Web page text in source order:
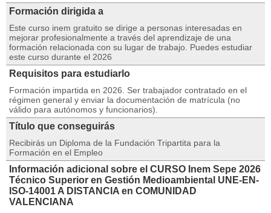
Formación dirigida a
Este curso inem gratuito se dirige a personas interesadas en
mejorar profesionalmente a través del aprendizaje de una
formación relacionada con su lugar de trabajo. Puedes estudiar
este curso durante el 2026
Requisitos para estudiarlo
Formación impartida en 2026. Ser trabajador contratado en el
régimen general y enviar la documentación de matrícula (no
válido para autónomos y funcionarios).
Título que conseguirás
Recibirás un Diploma de la Fundación Tripartita para la
Formación en el Empleo
Información adicional sobre el CURSO Inem Sepe 2026
Técnico Superior en Gestión Medioambiental UNE-EN-
ISO-14001 A DISTANCIA en COMUNIDAD
VALENCIANA